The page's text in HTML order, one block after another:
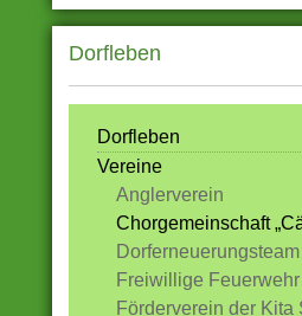
Dorfleben
Dorfleben
Vereine
Anglerverein
Chorgemeinschaft
Dorferneuerungsteam
Freiwillige Feuerwehr
Förderverein der Kita